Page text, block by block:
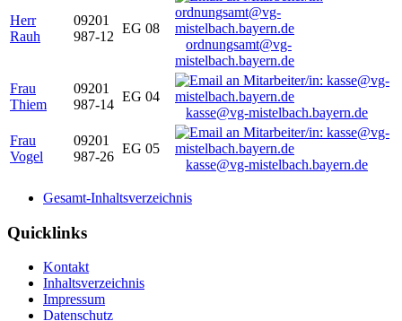
Herr
Rauh
09201
987-12
EG 08
ordnungsamt@vg-
mistelbach.bayern.de
Frau
Thiem
09201
987-14
EG 04
kasse@vg-mistelbach.bayern.de
Frau
Vogel
09201
987-26
EG 05
kasse@vg-mistelbach.bayern.de
Gesamt-Inhaltsverzeichnis
Quicklinks
Kontakt
Inhaltsverzeichnis
Impressum
Datenschutz